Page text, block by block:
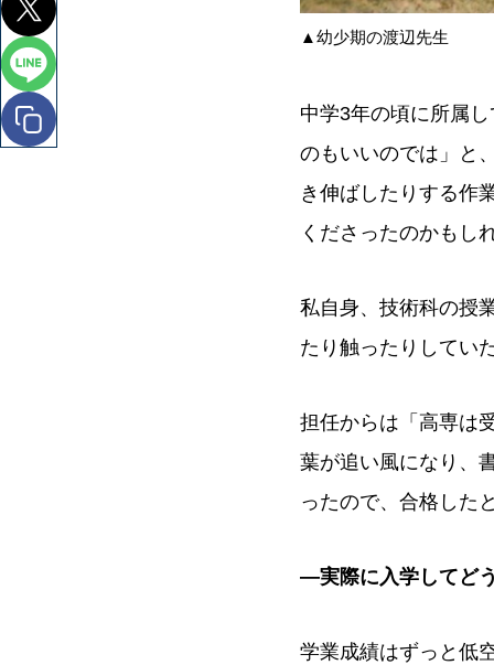
▲幼少期の渡辺先生
中学3年の頃に所属
のもいいのでは」と
き伸ばしたりする作
くださったのかもし
私自身、技術科の授
たり触ったりしてい
担任からは「高専は
葉が追い風になり、
ったので、合格した
―実際に入学してどう
学業成績はずっと低